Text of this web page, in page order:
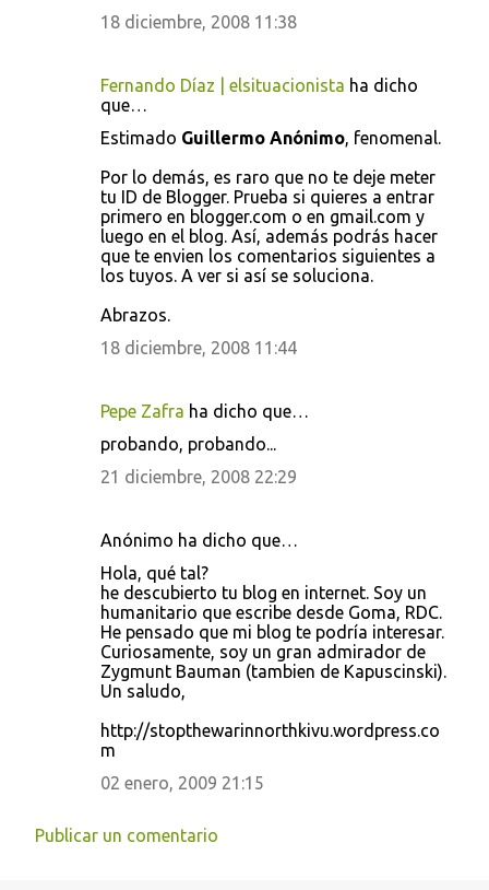
18 diciembre, 2008 11:38
Fernando Díaz | elsituacionista ha dicho
que…
Estimado Guillermo Anónimo, fenomenal.
Por lo demás, es raro que no te deje meter
tu ID de Blogger. Prueba si quieres a entrar
primero en blogger.com o en gmail.com y
luego en el blog. Así, además podrás hacer
que te envien los comentarios siguientes a
los tuyos. A ver si así se soluciona.
Abrazos.
18 diciembre, 2008 11:44
Pepe Zafra ha dicho que…
probando, probando...
21 diciembre, 2008 22:29
Anónimo ha dicho que…
Hola, qué tal?
he descubierto tu blog en internet. Soy un
humanitario que escribe desde Goma, RDC.
He pensado que mi blog te podría interesar.
Curiosamente, soy un gran admirador de
Zygmunt Bauman (tambien de Kapuscinski).
Un saludo,
http://stopthewarinnorthkivu.wordpress.co
m
02 enero, 2009 21:15
Publicar un comentario